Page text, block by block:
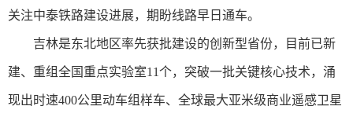
关注中泰铁路建设进展，期盼线路早日通车。
吉林是东北地区率先获批建设的创新型省份，目前已新
建、重组全国重点实验室11个，突破一批关键核心技术，涌
现出时速400公里动车组样车、全球最大亚米级商业遥感卫星